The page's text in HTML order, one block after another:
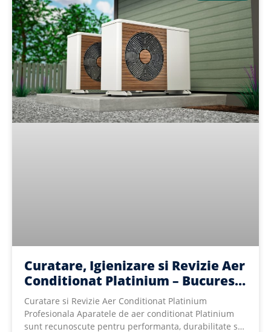
Curatare, Igienizare si Revizie Aer
Conditionat Platinium – Bucuresti
si Ilfov
Curatare si Revizie Aer Conditionat Platinium
Profesionala Aparatele de aer conditionat Platinium
sunt recunoscute pentru performanta, durabilitate si